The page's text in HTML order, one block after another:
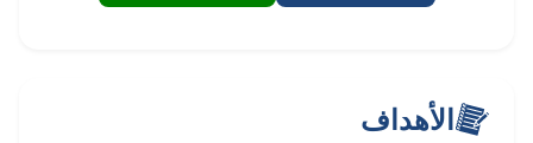
الأهداف